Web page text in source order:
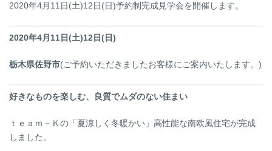
新
:
2020年4月11日(土)12日(日)予約制完成見学会を開催します。
2020年4月11日(土)12日(日)
栃木県佐野市(ご予約いただきましたお客様にご案内いたします。)
好きなものを楽しむ、良質でムダのない住まい
ｔｅａｍ－Ｋの「夏涼しく冬暖かい」高性能な南欧風住宅が完成
しました。